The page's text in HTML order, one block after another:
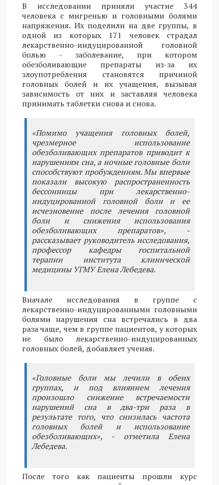
В исследовании приняли участие 344
человека с мигренью и головными болями
напряжения. Их поделили на две группы, в
одной из которых 171 человек страдал
лекарственно-индуцированной головной
болью - заболевание, при котором
обезболивающие препараты из-за их
злоупотребления становятся причиной
головных болей и их учащения, вызывая
зависимость от них и заставляя человека
принимать таблетки снова и снова.
«Помимо учащения головных болей,
чрезмерное использование
обезболивающих препаратов приводит к
нарушениям сна, а ночные головные боли
способствуют пробуждениям. Мы впервые
показали высокую распространенность
бессонницы при лекарственно-
индуцированной головной боли и ее
исчезновение после лечения головной
боли и снижения использования
обезболивающих препаратов», -
рассказывает руководитель исследования,
профессор кафедры госпитальной
терапии института клинической
медицины УГМУ Елена Лебедева.
Вначале исследования в группе с
лекарственно-индуцированными головными
болями нарушения сна встречались в два
раза чаще, чем в группе пациентов, у которых
не было лекарственно-индуцированных
головных болей, добавляет ученая.
«Головные боли мы лечили в обеих
группах, и под влиянием лечения
произошло снижение встречаемости
нарушений сна в два-три раза в
результате того, что снизилась частота
головных болей и использование
обезболивающих», - отметила Елена
Лебедева.
После того как пациенты прошли курс